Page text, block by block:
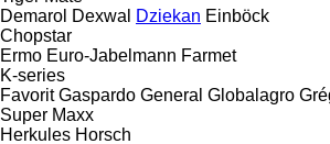
Demarol Dexwal Dziekan Einböck
Chopstar
Ermo Euro-Jabelmann Farmet
K-series
Favorit Gaspardo General Globalagro
Super Maxx
Herkules Horsch